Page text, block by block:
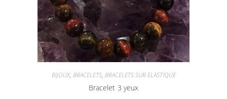
BIJOUX, BRACELETS, BRACELETS SUR ELASTIQUE
Bracelet 3 yeux